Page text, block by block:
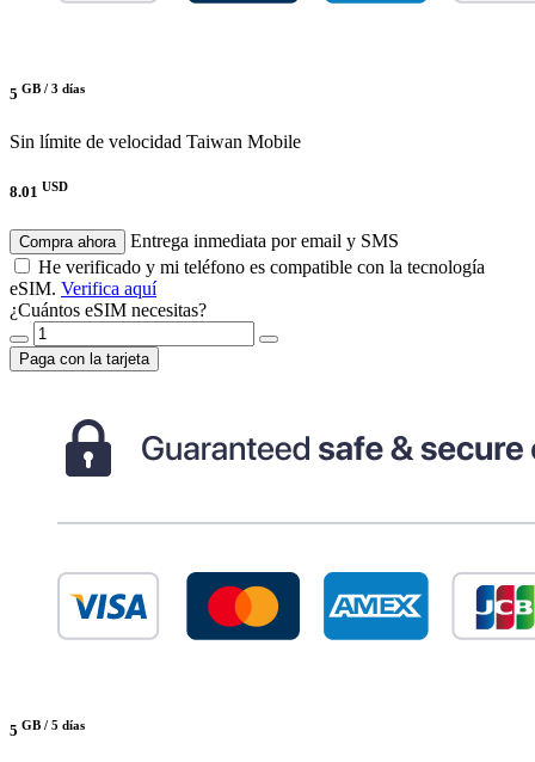
5 GB / 3 días
Sin límite de velocidad Taiwan Mobile
8.01 USD
Compra ahora
Entrega inmediata por email y SMS
He verificado y mi teléfono es compatible con la tecnología
eSIM. Verifica aquí
¿Cuántos eSIM necesitas?
Paga con la tarjeta
5 GB / 5 días